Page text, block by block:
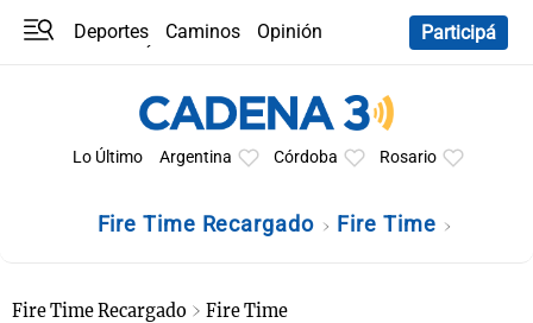
Deportes Caminos
Opinión
Participá
Lo Último Argentina Córdoba Rosario
Fire Time Recargado Fire Time
Fire Time Recargado Fire Time